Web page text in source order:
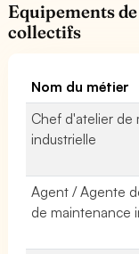
Equipements
collectifs
Nom du métier
Chef d'atelier de
industrielle
Agent / Agente
de maintenance